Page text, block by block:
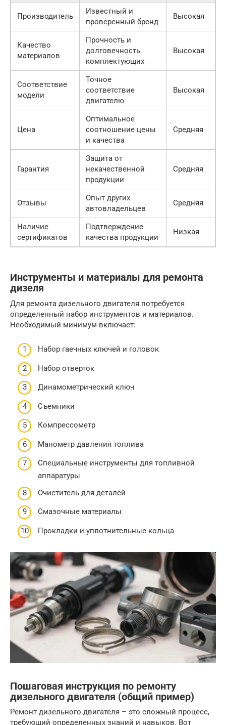
Производитель
Известный и
проверенный бренд
Высокая
Качество
материалов
Прочность и
долговечность
комплектующих
Высокая
Соответствие
модели
Точное
соответствие
двигателю
Высокая
Цена
Оптимальное
соотношение цены
и качества
Средняя
Гарантия
Защита от
некачественной
продукции
Средняя
Отзывы
Опыт других
автовладельцев
Средняя
Наличие
сертификатов
Подтверждение
качества продукции
Низкая
Инструменты и материалы для ремонта
дизеля
Для ремонта дизельного двигателя потребуется
определенный набор инструментов и материалов.
Необходимый минимум включает:
Набор гаечных ключей и головок
Набор отверток
Динамометрический ключ
Съемники
Компрессометр
Манометр давления топлива
Специальные инструменты для топливной
аппаратуры
Очиститель для деталей
Смазочные материалы
Прокладки и уплотнительные кольца
Пошаговая инструкция по ремонту
дизельного двигателя (общий пример)
Ремонт дизельного двигателя – это сложный процесс,
требующий определенных знаний и навыков. Вот